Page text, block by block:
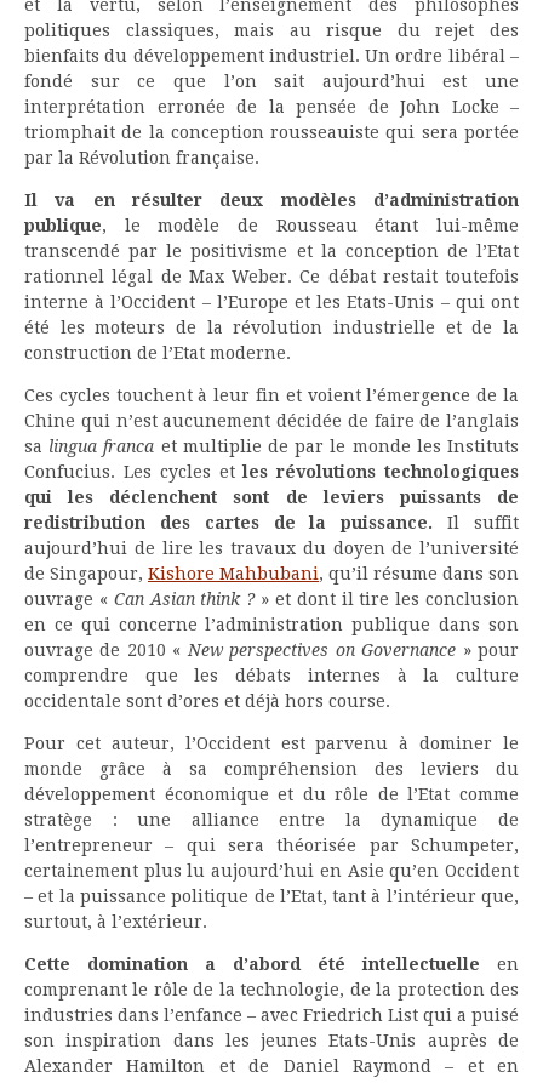
et la vertu, selon l’enseignement des philosophes
politiques classiques, mais au risque du rejet des
bienfaits du développement industriel. Un ordre libéral –
fondé sur ce que l’on sait aujourd’hui est une
interprétation erronée de la pensée de John Locke –
triomphait de la conception rousseauiste qui sera portée
par la Révolution française.
Il va en résulter deux modèles d’administration
publique, le modèle de Rousseau étant lui-même
transcendé par le positivisme et la conception de l’Etat
rationnel légal de Max Weber. Ce débat restait toutefois
interne à l’Occident – l’Europe et les Etats-Unis – qui ont
été les moteurs de la révolution industrielle et de la
construction de l’Etat moderne.
Ces cycles touchent à leur fin et voient l’émergence de la
Chine qui n’est aucunement décidée de faire de l’anglais
sa lingua franca et multiplie de par le monde les Instituts
Confucius. Les cycles etles révolutions technologiques
qui les déclenchent sont de leviers puissants de
redistribution des cartes de la puissance.Il suffit
aujourd’hui de lire les travaux du doyen de l’université
de Singapour, Kishore Mahbubani, qu’il résume dans son
ouvrage « Can Asian think ?» et dont il tire les conclusion
en ce qui concerne l’administration publique dans son
ouvrage de 2010 « New perspectives on Governance » pour
comprendre que les débats internes à la culture
occidentale sont d’ores et déjà hors course.
Pour cet auteur, l’Occident est parvenu à dominer le
monde grâce à sa compréhension des leviers du
développement économique et du rôle de l’Etat comme
stratège : une alliance entre la dynamique de
l’entrepreneur – qui sera théorisée par Schumpeter,
certainement plus lu aujourd’hui en Asie qu’en Occident
– et la puissance politique de l’Etat, tant à l’intérieur que,
surtout, à l’extérieur.
Cette domination a d’abord été intellectuelle en
comprenant le rôle de la technologie, de la protection des
industries dans l’enfance – avec Friedrich List qui a puisé
son inspiration dans les jeunes Etats-Unis auprès de
Alexander Hamilton et de Daniel Raymond – et en